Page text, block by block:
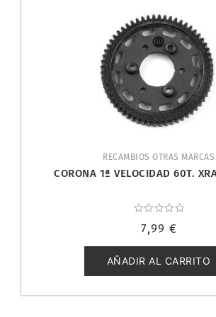
RECAMBIOS OTRAS MARCAS
CORONA 1ª VELOCIDAD 60T.
con
de
5
7,99 €
AÑADIR AL CARRITO